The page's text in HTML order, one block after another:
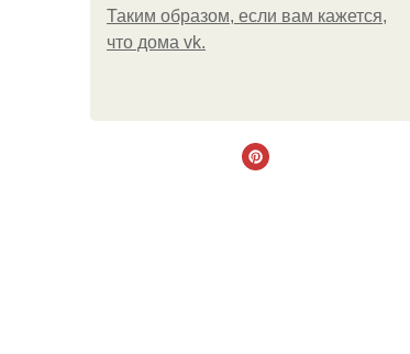
Таким образом, если вам кажется,
что дома vk.